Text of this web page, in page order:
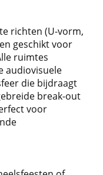
richten (U-vorm,
geschikt voor
ruimtes
audiovisuele
die bijdraagt
break-out
voor